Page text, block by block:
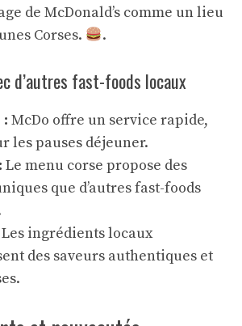
de McDonald’s comme un lieu
Corses.
.
d’autres fast-foods locaux
McDo offre un service rapide,
les pauses déjeuner.
Le menu corse propose des
que d’autres fast-foods
Les ingrédients locaux
des saveurs authentiques et